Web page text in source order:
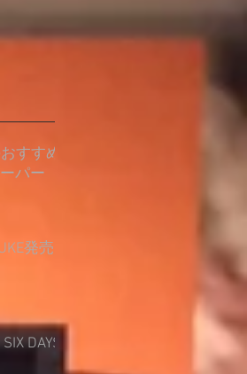
すすめ
パー
発売
DAYS